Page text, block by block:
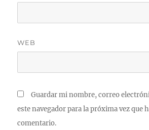
WEB
Guardar mi nombre, correo
este navegador para la próxima vez que
comentario.